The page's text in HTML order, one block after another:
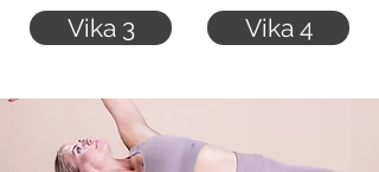
Vika 3 Vika 4